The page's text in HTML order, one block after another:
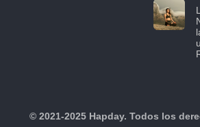
© 2021-2025 Hapday. Todos los